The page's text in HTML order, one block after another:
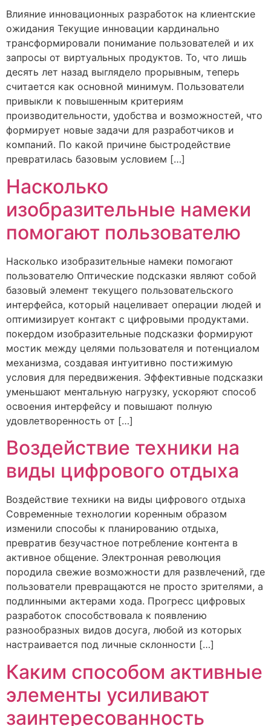
Влияние инновационных разработок на клиентские
ожидания Текущие инновации кардинально
трансформировали понимание пользователей и их
запросы от виртуальных продуктов. То, что лишь
десять лет назад выглядело прорывным, теперь
считается как основной минимум. Пользователи
привыкли к повышенным критериям
производительности, удобства и возможностей, что
формирует новые задачи для разработчиков и
компаний. По какой причине быстродействие
превратилась базовым условием […]
Насколько
изобразительные намеки
помогают пользователю
Насколько изобразительные намеки помогают
пользователю Оптические подсказки являют собой
базовый элемент текущего пользовательского
интерфейса, который нацеливает операции людей и
оптимизирует контакт с цифровыми продуктами.
покердом изобразительные подсказки формируют
мостик между целями пользователя и потенциалом
механизма, создавая интуитивно постижимую
условия для передвижения. Эффективные подсказки
уменьшают ментальную нагрузку, ускоряют способ
освоения интерфейсу и повышают полную
удовлетворенность от […]
Воздействие техники на
виды цифрового отдыха
Воздействие техники на виды цифрового отдыха
Современные технологии коренным образом
изменили способы к планированию отдыха,
превратив безучастное потребление контента в
активное общение. Электронная революция
породила свежие возможности для развлечений, где
пользователи превращаются не просто зрителями, а
подлинными актерами хода. Прогресс цифровых
разработок способствовала к появлению
разнообразных видов досуга, любой из которых
настраивается под личные склонности […]
Каким способом активные
элементы усиливают
заинтересованность